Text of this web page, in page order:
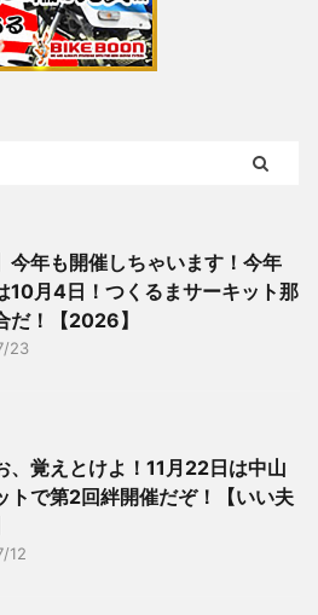
今年も開催しちゃいます！今年
10月4日！つくるまサーキット那
だ！【2026】
23
、覚えとけよ！11月22日は中山
トで第2回絆開催だぞ！【いい夫
12